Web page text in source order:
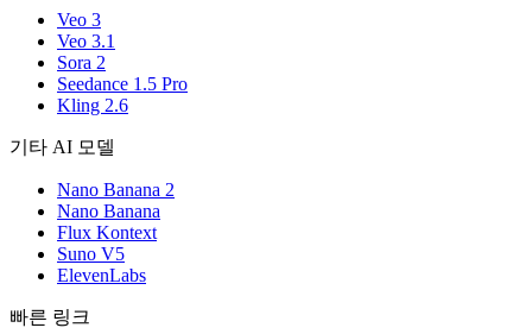
Veo 3
Veo 3.1
Sora 2
Seedance 1.5 Pro
Kling 2.6
기타 AI 모델
Nano Banana 2
Nano Banana
Flux Kontext
Suno V5
ElevenLabs
빠른 링크